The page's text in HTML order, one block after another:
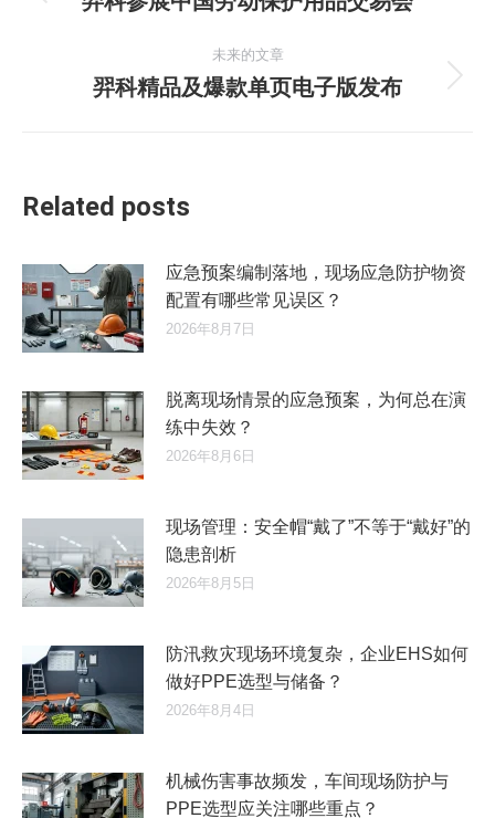
的
文
未来的文章
未
羿科精品及爆款单页电子版发布
Related posts
应急预案编制落地，现场应急防护物资
配置有哪些常见误区？
2026年8月7日
脱离现场情景的应急预案，为何总在演
练中失效？
2026年8月6日
现场管理：安全帽“戴了”不等于“戴好”的
隐患剖析
2026年8月5日
防汛救灾现场环境复杂，企业EHS如何
做好PPE选型与储备？
2026年8月4日
机械伤害事故频发，车间现场防护与
PPE选型应关注哪些重点？